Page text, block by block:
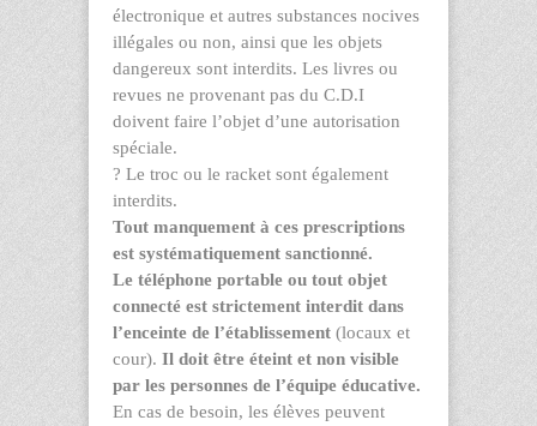
électronique et autres substances nocives
illégales ou non, ainsi que les objets
dangereux sont interdits. Les livres ou
revues ne provenant pas du C.D.I
doivent faire l’objet d’une autorisation
spéciale.
? Le troc ou le racket sont également
interdits.
Tout manquement à ces prescriptions
est systématiquement sanctionné.
Le téléphone portable ou tout objet
connecté est strictement interdit dans
l’enceinte de l’établissement (locaux et
cour). Il doit être éteint et non visible
par les personnes de l’équipe éducative.
En cas de besoin, les élèves peuvent